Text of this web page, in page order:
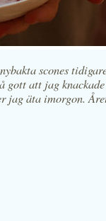
scones
gott att jag
jag äta imorgon.